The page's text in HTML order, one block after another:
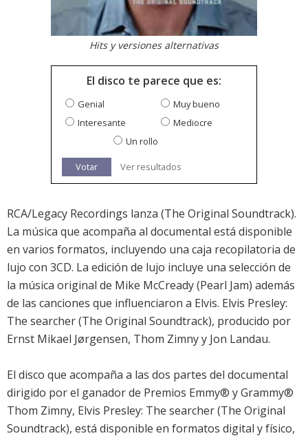
Hits y versiones alternativas
El disco te parece que es:
Genial
Muy bueno
Interesante
Mediocre
Un rollo
Votar Ver resultados
RCA/Legacy Recordings lanza (The Original Soundtrack).
La música que acompaña al documental está disponible
en varios formatos, incluyendo una caja recopilatoria de
lujo con 3CD. La edición de lujo incluye una selección de
la música original de Mike McCready (Pearl Jam) además
de las canciones que influenciaron a Elvis. Elvis Presley:
The searcher (The Original Soundtrack), producido por
Ernst Mikael Jørgensen, Thom Zimny y Jon Landau.
El disco que acompaña a las dos partes del documental
dirigido por el ganador de Premios Emmy® y Grammy®
Thom Zimny, Elvis Presley: The searcher (The Original
Soundtrack), está disponible en formatos digital y físico,